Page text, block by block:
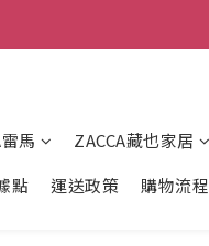
馬 ZACCA藏也家居
點 運送政策 購物流程